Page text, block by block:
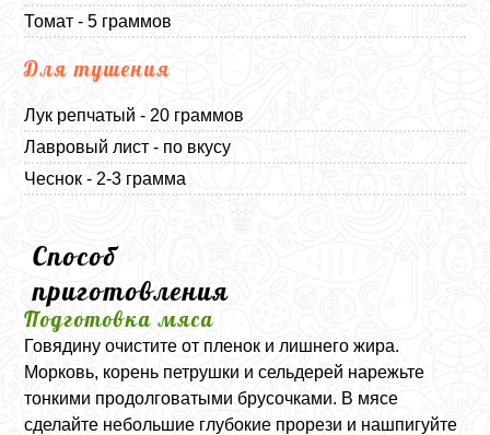
Томат - 5 граммов
Для тушения
Лук репчатый - 20 граммов
Лавровый лист - по вкусу
Чеснок - 2-3 грамма
Способ
приготовления
Подготовка мяса
Говядину очистите от пленок и лишнего жира.
Морковь, корень петрушки и сельдерей нарежьте
тонкими продолговатыми брусочками. В мясе
сделайте небольшие глубокие прорези и нашпигуйте